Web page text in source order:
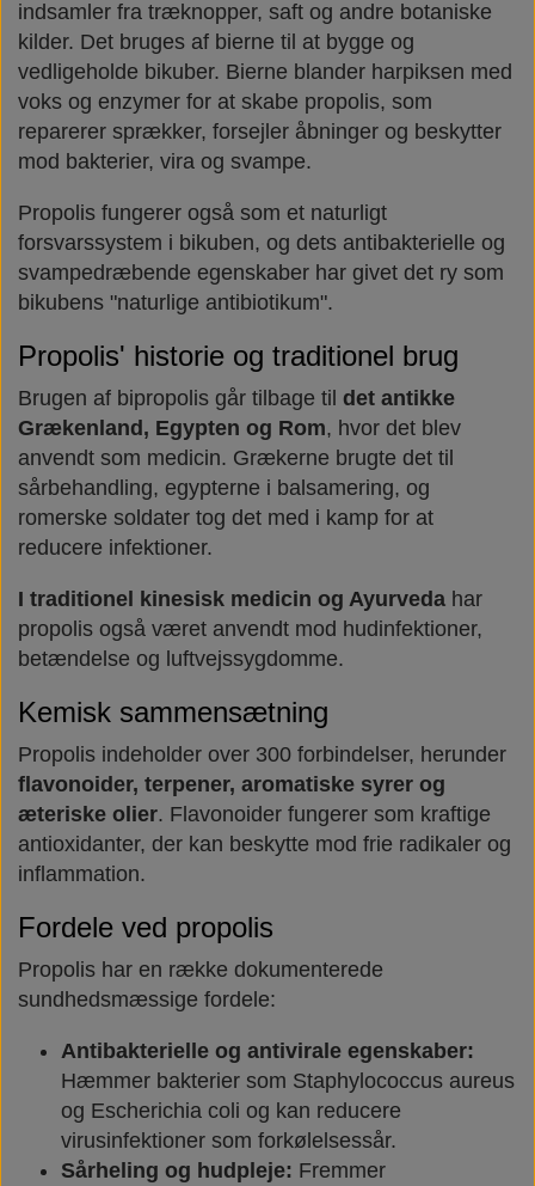
Vind wellness
F.I.T. blog
Næringsstoffer
Vegansk/vegetarisk
FAQ om emballage
FAQ om ingredienser
indsamler fra træknopper, saft og andre botaniske
kilder. Det bruges af bierne til at bygge og
vedligeholde bikuber. Bierne blander harpiksen med
voks og enzymer for at skabe propolis, som
reparerer sprækker, forsejler åbninger og beskytter
mod bakterier, vira og svampe.
Propolis fungerer også som et naturligt
forsvarssystem i bikuben, og dets antibakterielle og
svampedræbende egenskaber har givet det ry som
bikubens "naturlige antibiotikum".
Propolis' historie og traditionel brug
Brugen af bipropolis går tilbage til det antikke
Grækenland, Egypten og Rom, hvor det blev
anvendt som medicin. Grækerne brugte det til
sårbehandling, egypterne i balsamering, og
romerske soldater tog det med i kamp for at
reducere infektioner.
I traditionel kinesisk medicin og Ayurveda har
propolis også været anvendt mod hudinfektioner,
betændelse og luftvejssygdomme.
Kemisk sammensætning
Propolis indeholder over 300 forbindelser, herunder
flavonoider, terpener, aromatiske syrer og
æteriske olier. Flavonoider fungerer som kraftige
antioxidanter, der kan beskytte mod frie radikaler og
inflammation.
Fordele ved propolis
Propolis har en række dokumenterede
sundhedsmæssige fordele:
Antibakterielle og antivirale egenskaber:
Hæmmer bakterier som Staphylococcus aureus
og Escherichia coli og kan reducere
virusinfektioner som forkølelsessår.
Sårheling og hudpleje: Fremmer